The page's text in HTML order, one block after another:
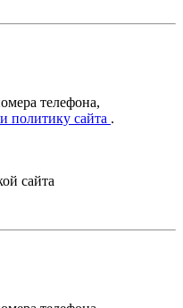
телефона,
политику сайта .
сайта